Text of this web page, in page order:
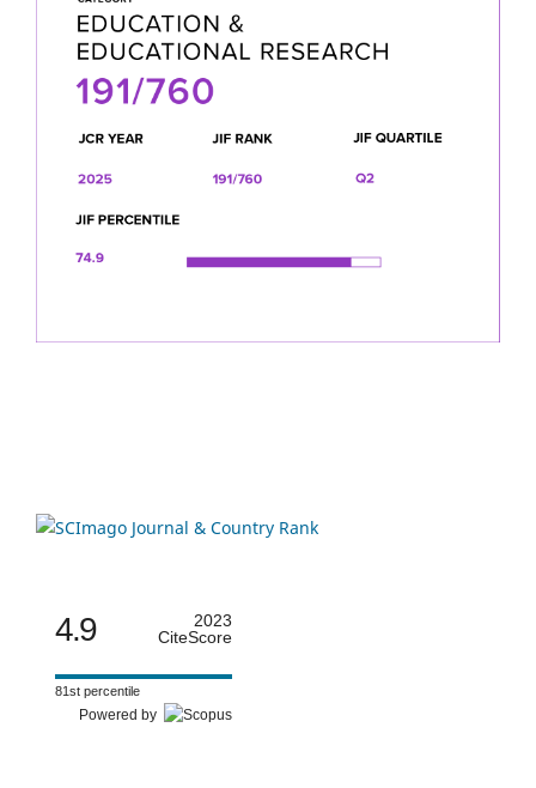
4.9
2023
CiteScore
81st percentile
Powered by